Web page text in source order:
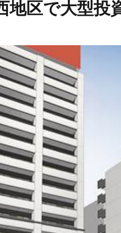
地区で大型